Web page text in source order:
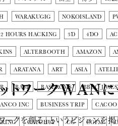
WARAKUGIG NOKOISLAND
2 HOURS HACKING 3D 4DO
ALTERBOOTH AMAZON
ARATANA ART ASIA
BASE BASERCMS BBDO J
INC BUSINESS TRIP CACOO
CATCHUP CG CGFM
ワークWANに
ークを創る」というビジョン